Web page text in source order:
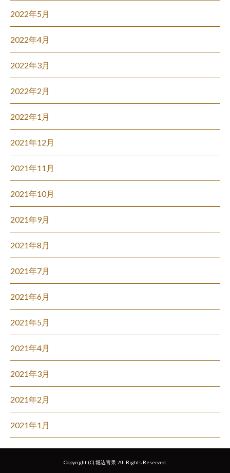
2022年5月
2022年4月
2022年3月
2022年2月
2022年1月
2021年12月
2021年11月
2021年10月
2021年9月
2021年8月
2021年7月
2021年6月
2021年5月
2021年4月
2021年3月
2021年2月
2021年1月
Copyright (C) 堀込青果. All Rights Reserved.